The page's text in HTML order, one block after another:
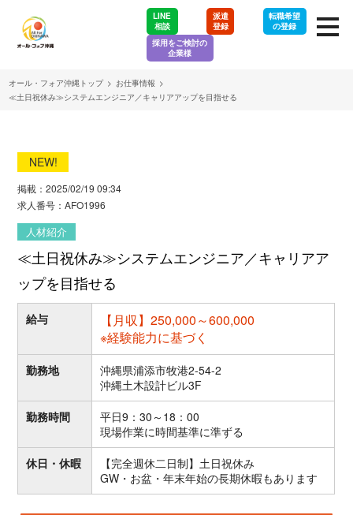
LINE
相談
派遣
登録
転職希望
の登録
採用をご検討の
企業様
オール・フォア沖縄トップ > お仕事情報 >
≪土日祝休み≫システムエンジニア／キャリアアップを目指せる
NEW!
掲載：2025/02/19 09:34
求人番号：AFO1996
人材紹介
≪土日祝休み≫システムエンジニア／キャリアア
ップを目指せる
給与
【月収】250,000～600,000
※経験能力に基づく
勤務地
沖縄県浦添市牧港2-54-2
沖縄土木設計ビル3F
勤務時間
平日9：30～18：00
現場作業に時間基準に準ずる
休日・休暇
【完全週休二日制】土日祝休み
GW・お盆・年末年始の長期休暇もあります